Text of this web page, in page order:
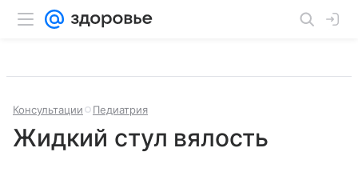
Консультации Педиатрия
Жидкий стул вялость